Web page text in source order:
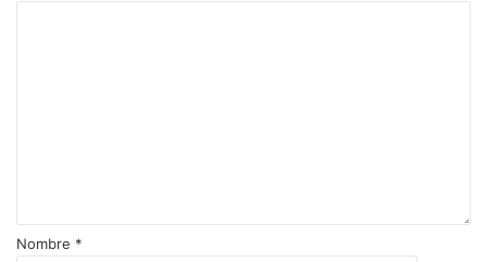
o
*
Nombre *